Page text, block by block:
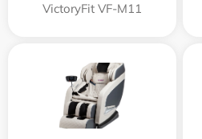
VictoryFit VF-M11